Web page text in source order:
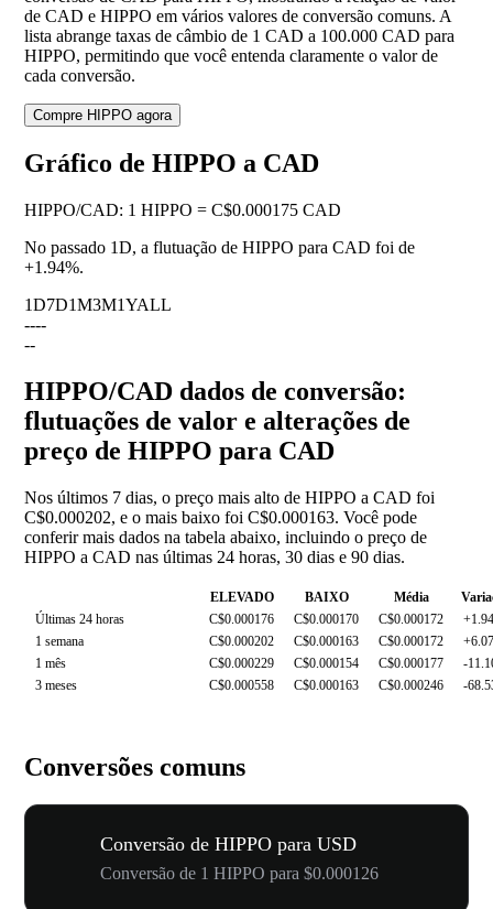
de CAD e HIPPO em vários valores de conversão comuns. A
lista abrange taxas de câmbio de 1 CAD a 100.000 CAD para
HIPPO, permitindo que você entenda claramente o valor de
cada conversão.
Compre HIPPO agora
Gráfico de HIPPO a CAD
HIPPO/CAD: 1 HIPPO = C$0.000175 CAD
No passado 1D, a flutuação de HIPPO para CAD foi de
+1.94%.
1D7D1M3M1YALL
----
--
HIPPO/CAD dados de conversão:
flutuações de valor e alterações de
preço de HIPPO para CAD
Nos últimos 7 dias, o preço mais alto de HIPPO a CAD foi
C$0.000202, e o mais baixo foi C$0.000163. Você pode
conferir mais dados na tabela abaixo, incluindo o preço de
HIPPO a CAD nas últimas 24 horas, 30 dias e 90 dias.
ELEVADO BAIXO Média
Últimas 24 horas
C$0.000176 C$0.000170 C$0.000172
1 semana
C$0.000202 C$0.000163 C$0.000172
1 mês
C$0.000229 C$0.000154 C$0.000177
-
3 meses
C$0.000558 C$0.000163 C$0.000246 -
Conversões comuns
Conversão de HIPPO para USD
Conversão de 1 HIPPO para $0.000126